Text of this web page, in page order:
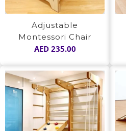
Adjustable
Montessori Chair
AED235.00